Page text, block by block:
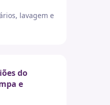
lavagem e
do
e